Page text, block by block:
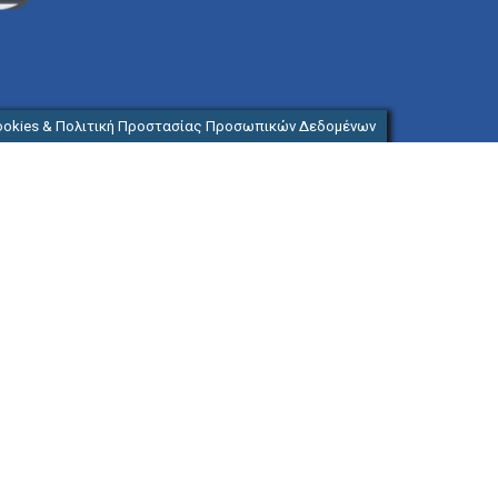
& Πολιτική Προστασίας Προσωπικών Δεδομένων